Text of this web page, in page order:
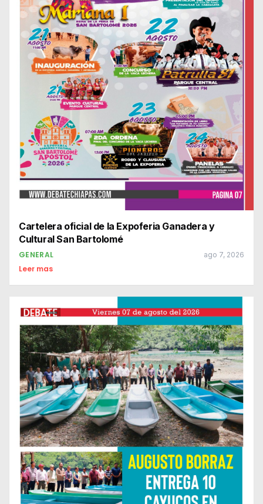
Cartelera oficial de la Expoferia Ganadera y
Cultural San Bartolomé
GENERAL ago 7, 2026
Leer mas